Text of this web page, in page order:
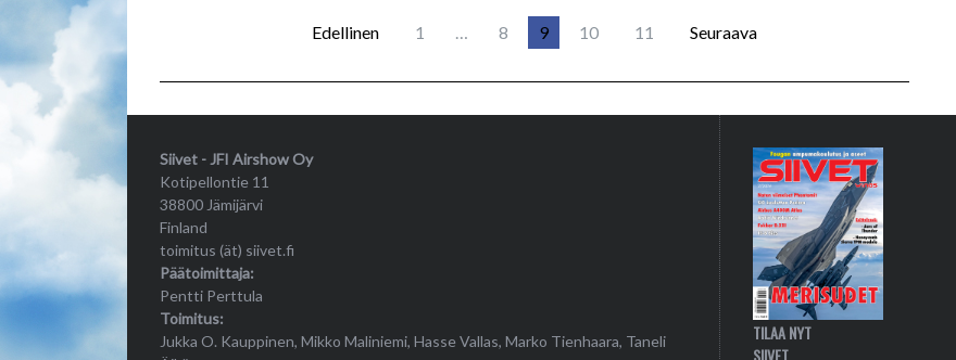
Edellinen 1 … 8 9 10 11 Seuraava
Siivet - JFI Airshow Oy
Kotipellontie 11
38800 Jämijärvi
Finland
toimitus (ät) siivet.fi
Päätoimittaja:
Pentti Perttula
Toimitus:
Jukka O. Kauppinen, Mikko Maliniemi, Hasse Vallas, Marko Tienhaara, Taneli
TILAA NYT
SIIVET